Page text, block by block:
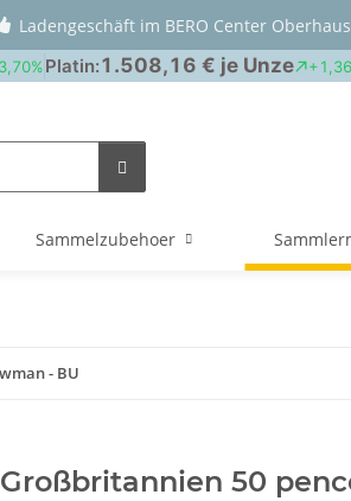
Ladengeschäft im BERO Center
Sammelzubehoer
- BU
Großbritannien 50